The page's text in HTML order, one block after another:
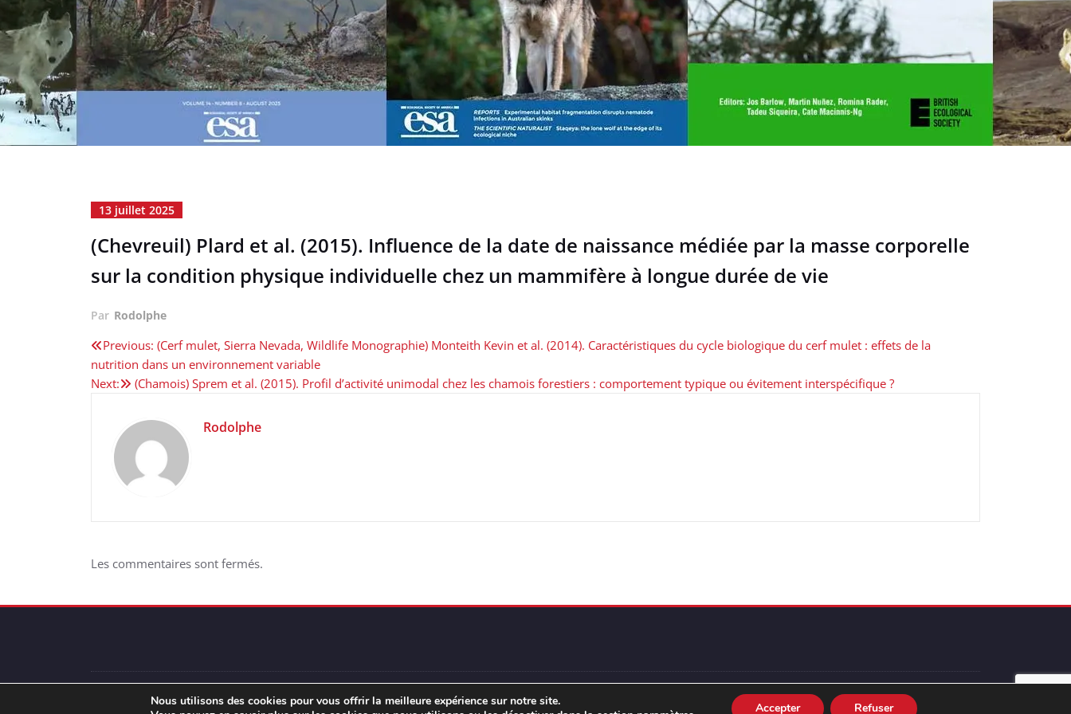
13 juillet 2025
(Chevreuil) Plard et al. (2015). Influence de la date de naissance médiée par la masse corporelle
sur la condition physique individuelle chez un mammifère à longue durée de vie
Par Rodolphe
Navigation
de
l’article
Previous: (Cerf mulet, Sierra Nevada, Wildlife Monographie) Monteith Kevin et al. (2014). Caractéristiques du cycle biologique du cerf mulet : effets de la
nutrition dans un environnement variable
Next:
(Chamois) Sprem et al. (2015). Profil d’activité unimodal chez les chamois forestiers : comportement typique ou évitement interspécifique ?
Rodolphe
Les commentaires sont fermés.
publie-loup - tous droits réservés | Réalisation :
Nous utilisons des cookies pour vous offrir la meilleure expérience sur notre site.
Accepter Refuser